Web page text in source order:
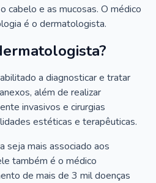
cabelo e as mucosas. O médico
é o dermatologista.
a diagnosticar e tratar
além de realizar
invasivos e cirurgias
estéticas e terapêuticas.
seja mais associado aos
também é o médico
de mais de 3 mil doenças